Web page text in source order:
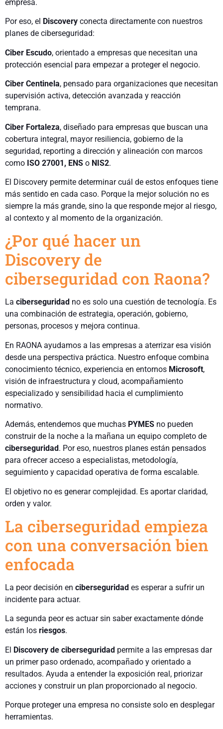
empresa.
Por eso, el Discovery conecta directamente con nuestros
planes de ciberseguridad:
Ciber Escudo, orientado a empresas que necesitan una
protección esencial para empezar a proteger el negocio.
Ciber Centinela, pensado para organizaciones que necesitan
supervisión activa, detección avanzada y reacción
temprana.
Ciber Fortaleza, diseñado para empresas que buscan una
cobertura integral, mayor resiliencia, gobierno de la
seguridad, reporting a dirección y alineación con marcos
como ISO 27001, ENS o NIS2.
El Discovery permite determinar cuál de estos enfoques tiene
más sentido en cada caso. Porque la mejor solución no es
siempre la más grande, sino la que responde mejor al riesgo,
al contexto y al momento de la organización.
¿Por qué hacer un
Discovery de
ciberseguridad con Raona?
La ciberseguridad no es solo una cuestión de tecnología. Es
una combinación de estrategia, operación, gobierno,
personas, procesos y mejora continua.
En RAONA ayudamos a las empresas a aterrizar esa visión
desde una perspectiva práctica. Nuestro enfoque combina
conocimiento técnico, experiencia en entornos Microsoft,
visión de infraestructura y cloud, acompañamiento
especializado y sensibilidad hacia el cumplimiento
normativo.
Además, entendemos que muchas PYMES no pueden
construir de la noche a la mañana un equipo completo de
ciberseguridad . Por eso, nuestros planes están pensados
para ofrecer acceso a especialistas, metodología,
seguimiento y capacidad operativa de forma escalable.
El objetivo no es generar complejidad. Es aportar claridad,
orden y valor.
La ciberseguridad empieza
con una conversación bien
enfocada
La peor decisión en ciberseguridad es esperar a sufrir un
incidente para actuar.
La segunda peor es actuar sin saber exactamente dónde
están los riesgos.
El Discovery de ciberseguridad permite a las empresas dar
un primer paso ordenado, acompañado y orientado a
resultados. Ayuda a entender la exposición real, priorizar
acciones y construir un plan proporcionado al negocio.
Porque proteger una empresa no consiste solo en desplegar
herramientas.